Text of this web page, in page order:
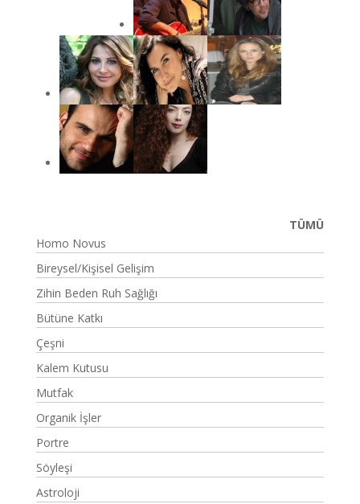
TÜMÜ
Homo Novus
Bireysel/Kişisel Gelişim
Zihin Beden Ruh Sağlığı
Bütüne Katkı
Çeşni
Kalem Kutusu
Mutfak
Organik İşler
Portre
Söyleşi
Astroloji